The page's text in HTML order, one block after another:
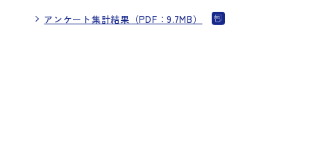
アンケート集計結果（PDF：9.7MB）